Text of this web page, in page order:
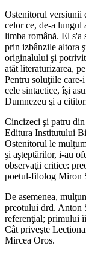
Ostenitorul versiunii
celor ce, de-a lungul
limba română. El s'a
prin izbânzile altora
originalului şi
atât literaturizarea,
Pentru soluţiile care-
cele sintactice, îşi
Dumnezeu şi a
Cincizeci şi patru
Editura Institutului
Ostenitorul le
şi aşteptărilor, i-au
observaţii critice:
poetul-filolog Miron
De asemenea,
preotului drd. Anton
referenţial; primului
Cât priveşte
Mircea Oros.